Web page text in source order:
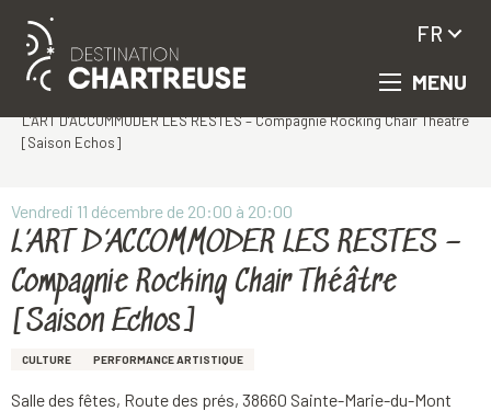
Aller
contenu
MENU
FR
L’ART D’ACCOMMODER LES RESTES – Compagnie Rocking Chair Théâtre
[Saison Echos]
Vendredi 11 décembre de 20:00 à 20:00
L’ART D’ACCOMMODER LES RESTES –
Compagnie Rocking Chair Théâtre
[Saison Echos]
CULTURE PERFORMANCE ARTISTIQUE
Salle des fêtes, Route des prés, 38660 Sainte-Marie-du-Mont